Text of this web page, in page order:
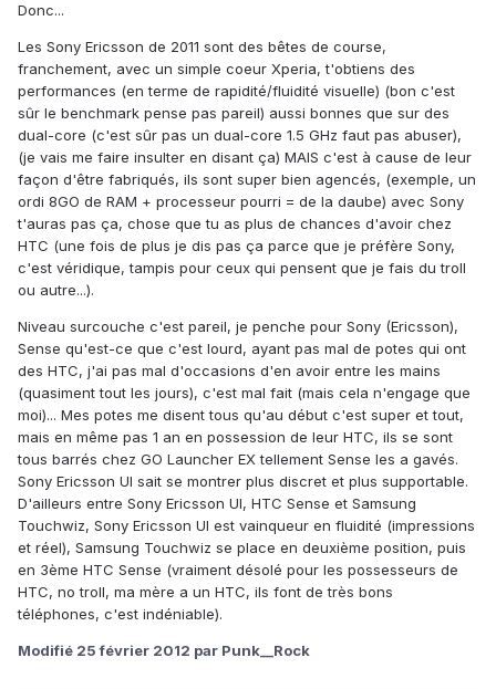
Donc...
Les Sony Ericsson de 2011 sont des bêtes de course,
franchement, avec un simple coeur Xperia, t'obtiens des
performances (en terme de rapidité/fluidité visuelle) (bon c'est
sûr le benchmark pense pas pareil) aussi bonnes que sur des
dual-core (c'est sûr pas un dual-core 1.5 GHz faut pas abuser),
(je vais me faire insulter en disant ça) MAIS c'est à cause de leur
façon d'être fabriqués, ils sont super bien agencés, (exemple, un
ordi 8GO de RAM + processeur pourri = de la daube) avec Sony
t'auras pas ça, chose que tu as plus de chances d'avoir chez
HTC (une fois de plus je dis pas ça parce que je préfère Sony,
c'est véridique, tampis pour ceux qui pensent que je fais du troll
ou autre...).
Niveau surcouche c'est pareil, je penche pour Sony (Ericsson),
Sense qu'est-ce que c'est lourd, ayant pas mal de potes qui ont
des HTC, j'ai pas mal d'occasions d'en avoir entre les mains
(quasiment tout les jours), c'est mal fait (mais cela n'engage que
moi)... Mes potes me disent tous qu'au début c'est super et tout,
mais en même pas 1 an en possession de leur HTC, ils se sont
tous barrés chez GO Launcher EX tellement Sense les a gavés.
Sony Ericsson UI sait se montrer plus discret et plus supportable.
D'ailleurs entre Sony Ericsson UI, HTC Sense et Samsung
Touchwiz, Sony Ericsson UI est vainqueur en fluidité (impressions
et réel), Samsung Touchwiz se place en deuxième position, puis
en 3ème HTC Sense (vraiment désolé pour les possesseurs de
HTC, no troll, ma mère a un HTC, ils font de très bons
téléphones, c'est indéniable).
Modifié 25 février 2012 par Punk__Rock